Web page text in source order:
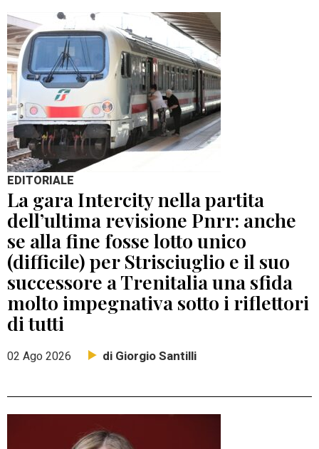
EDITORIALE
La gara Intercity nella partita
dell’ultima revisione Pnrr: anche
se alla fine fosse lotto unico
(difficile) per Strisciuglio e il suo
successore a Trenitalia una sfida
molto impegnativa sotto i riflettori
di tutti
02 Ago 2026 di Giorgio Santilli